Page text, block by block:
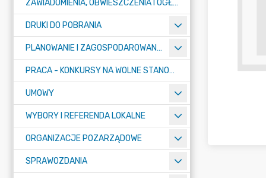
ZAWIADOMIENIA, OBWIESZCZENIA I OGŁOSZENIA
DRUKI DO POBRANIA
PLANOWANIE I ZAGOSPODAROWANIE PRZESTRZENNE
PRACA - KONKURSY NA WOLNE STANOWISKA
UMOWY
WYBORY I REFERENDA LOKALNE
ORGANIZACJE POZARZĄDOWE
SPRAWOZDANIA